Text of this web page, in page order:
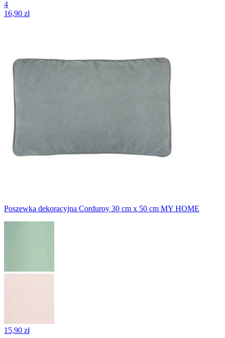
4
16,90 zł
Poszewka dekoracyjna Corduroy 30 cm x 50 cm MY HOME
15,90 zł